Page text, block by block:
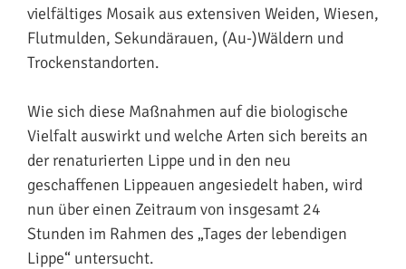
vielfältiges Mosaik aus extensiven Weiden, Wiesen,
Flutmulden, Sekundärauen, (Au-)Wäldern und
Trockenstandorten.
Wie sich diese Maßnahmen auf die biologische
Vielfalt auswirkt und welche Arten sich bereits an
der renaturierten Lippe und in den neu
geschaffenen Lippeauen angesiedelt haben, wird
nun über einen Zeitraum von insgesamt 24
Stunden im Rahmen des „Tages der lebendigen
Lippe“ untersucht.